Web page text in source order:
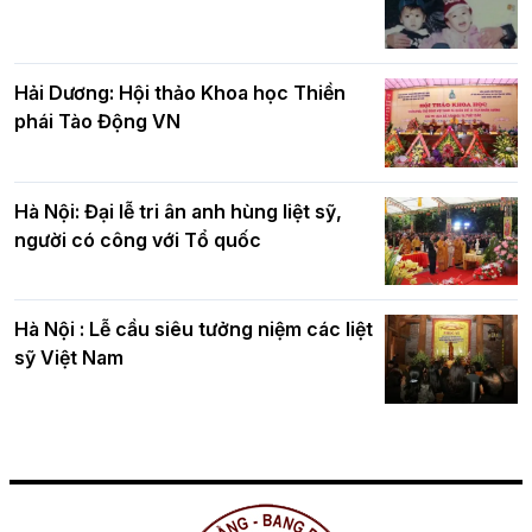
Hải Dương: Hội thảo Khoa học Thiền
phái Tào Động VN
Hà Nội: Đại lễ tri ân anh hùng liệt sỹ,
người có công với Tổ quốc
Hà Nội : Lễ cầu siêu tưởng niệm các liệt
sỹ Việt Nam